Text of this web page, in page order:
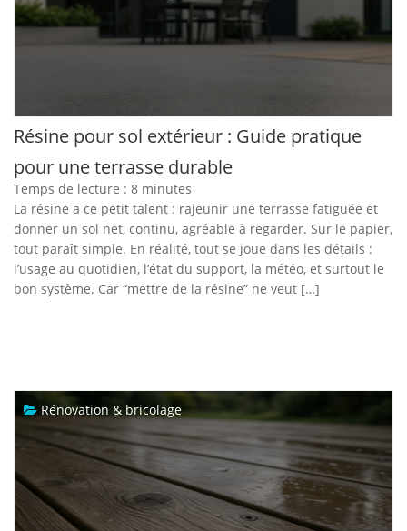
Résine pour sol extérieur : Guide pratique
pour une terrasse durable
Temps de lecture : 8 minutes
La résine a ce petit talent : rajeunir une terrasse fatiguée et
donner un sol net, continu, agréable à regarder. Sur le papier,
tout paraît simple. En réalité, tout se joue dans les détails :
l’usage au quotidien, l’état du support, la météo, et surtout le
bon système. Car “mettre de la résine” ne veut […]
Rénovation & bricolage